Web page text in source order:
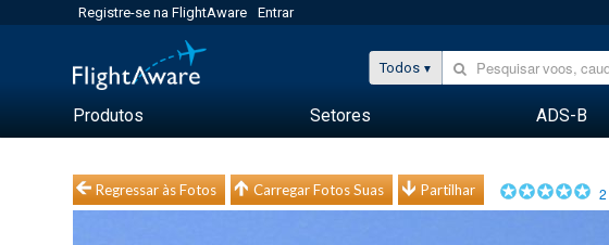
Registre-se na FlightAware Entrar
Todos
Produtos Setores ADS-B
Regressar às Fotos Carregar Fotos Suas Partilhar 2